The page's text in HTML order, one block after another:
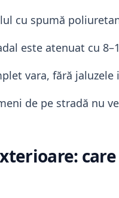
cu spumă
este atenuat cu
vara, fără jaluzele
de pe stradă nu